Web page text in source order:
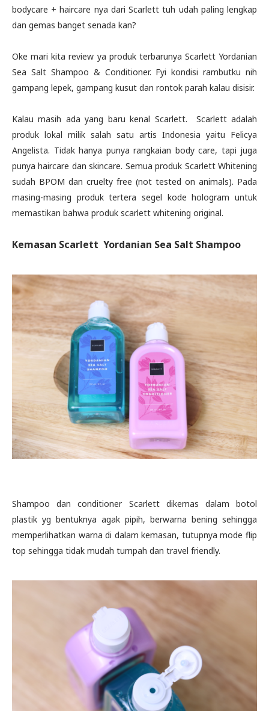
bodycare + haircare nya dari Scarlett tuh udah paling lengkap
dan gemas banget senada kan?
Oke mari kita review ya produk terbarunya Scarlett Yordanian
Sea Salt Shampoo & Conditioner. Fyi kondisi rambutku nih
gampang lepek, gampang kusut dan rontok parah kalau disisir.
Kalau masih ada yang baru kenal Scarlett. Scarlett adalah
produk lokal milik salah satu artis Indonesia yaitu Felicya
Angelista. Tidak hanya punya rangkaian body care, tapi juga
punya haircare dan skincare. Semua produk Scarlett Whitening
sudah BPOM dan cruelty free (not tested on animals). Pada
masing-masing produk tertera segel kode hologram untuk
memastikan bahwa produk scarlett whitening original.
Kemasan Scarlett Yordanian Sea Salt Shampoo
Shampoo dan conditioner Scarlett dikemas dalam botol
plastik yg bentuknya agak pipih, berwarna bening sehingga
memperlihatkan warna di dalam kemasan, tutupnya mode flip
top sehingga tidak mudah tumpah dan travel friendly.